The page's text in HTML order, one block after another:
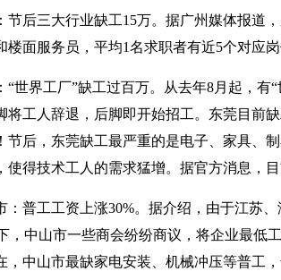
节后三大行业缺工15万。据广州媒体报道
楼面服务员，平均1名求职者有近5个对应岗
“世界工厂”缺工过百万。从去年8月起，有
将工人辞退，后脚即开始招工。东莞目前
节后，东莞缺工最严重的是电子、家具、
使得技术工人的需求猛增。据官方消息，
：普工工资上涨30%。据介绍，由于江苏
，中山市一些商会纷纷商议，将企业最低
，中山市最缺家电安装、机械冲压等普工